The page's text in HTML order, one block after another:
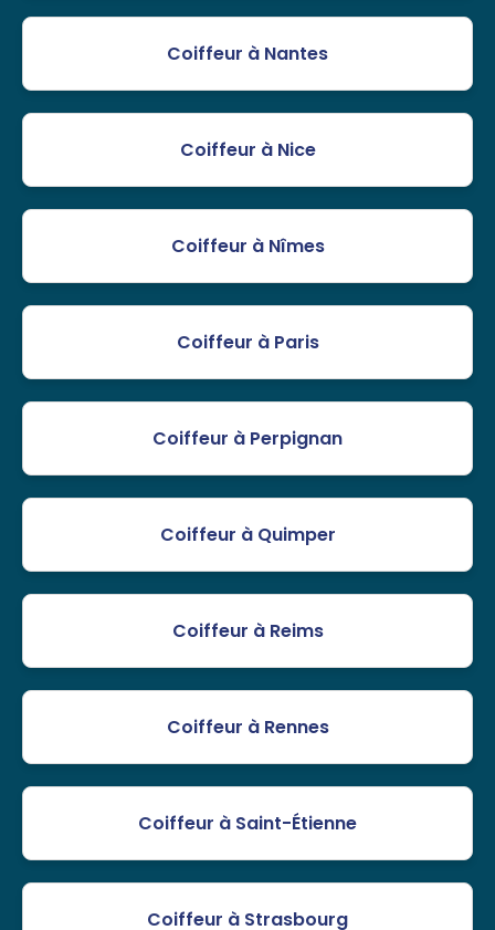
Coiffeur à Nantes
Coiffeur à Nice
Coiffeur à Nîmes
Coiffeur à Paris
Coiffeur à Perpignan
Coiffeur à Quimper
Coiffeur à Reims
Coiffeur à Rennes
Coiffeur à Saint-Étienne
Coiffeur à Strasbourg